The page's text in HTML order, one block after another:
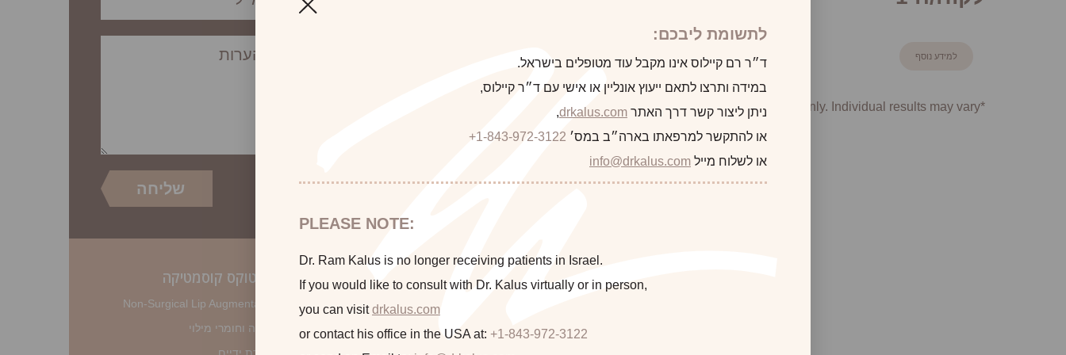
למידע נוסף
*Photographs are for illustrative purposes only. Individual results may vary.
בוטוקס קוסמטיקה
Non-Surgical Lip Augmentation
הזרקה וחומרי מילוי
לתשומת ליבכם:
ד״ר רם קיילוס אינו מקבל עוד מטופלים בישראל.
במידה ותרצו לתאם ייעוץ אונליין או אישי עם ד״ר קיילוס,
ניתן ליצור קשר דרך האתר drkalus.com
,
או להתקשר למרפאתו בארה״ב במס׳ +1-843-972-3122
או לשלוח מייל info@drkalus.com
PLEASE NOTE:
Dr. Ram Kalus is no longer receiving patients in Israel.
If you would like to consult with Dr. Kalus virtually or in person,
you can visitdrkalus.com
or contact his office in the USA at: +1-843-972-3122